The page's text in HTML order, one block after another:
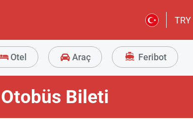
TRY
Otel Araç Feribot
Bileti